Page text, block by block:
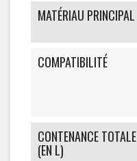
MATÉRIAU PRINCIPAL
COMPATIBILITÉ
CONTENANCE TOTALE
(EN L)